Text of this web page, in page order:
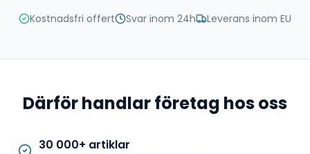
Kostnadsfri offert Svar inom 24h Leverans inom EU
Därför handlar företag hos oss
30 000+ artiklar